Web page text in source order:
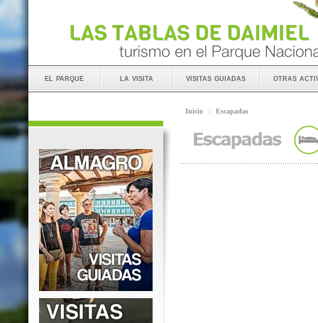
el parque la visita visitas guiadas otras
Inicio :: Escapadas